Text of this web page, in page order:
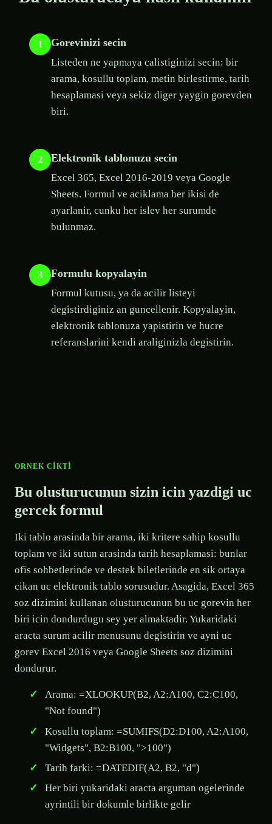
1 Gorevinizi secin
Listeden ne yapmaya calistiginizi secin: bir
arama, kosullu toplam, metin birlestirme, tarih
hesaplamasi veya sekiz diger yaygin gorevden
biri.
2 Elektronik tablonuzu secin
Excel 365, Excel 2016-2019 veya Google
Sheets. Formul ve aciklama her ikisi de
ayarlanir, cunku her islev her surumde
bulunmaz.
3 Formulu kopyalayin
Formul kutusu, ya da acilir listeyi
degistirdiginiz an guncellenir. Kopyalayin,
elektronik tablonuza yapistirin ve hucre
referanslarini kendi araliginizla degistirin.
ORNEK CIKTI
Bu olusturucunun sizin icin yazdigi uc
gercek formul
Iki tablo arasinda bir arama, iki kritere sahip kosullu
toplam ve iki sutun arasinda tarih hesaplamasi: bunlar
ofis sohbetlerinde ve destek biletlerinde en sik ortaya
cikan uc elektronik tablo sorusudur. Asagida, Excel 365
soz dizimini kullanan olusturucunun bu uc gorevin her
biri icin dondurdugu sey yer almaktadir. Yukaridaki
aracta surum acilir menusunu degistirin ve ayni uc
gorev Excel 2016 veya Google Sheets soz dizimini
dondurur.
Arama: =XLOOKUP(B2, A2:A100, C2:C100,
"Not found")
Kosullu toplam: =SUMIFS(D2:D100, A2:A100,
"Widgets", B2:B100, ">100")
Tarih farki: =DATEDIF(A2, B2, "d")
Her biri yukaridaki aracta arguman ogelerinde
ayrintili bir dokumle birlikte gelir